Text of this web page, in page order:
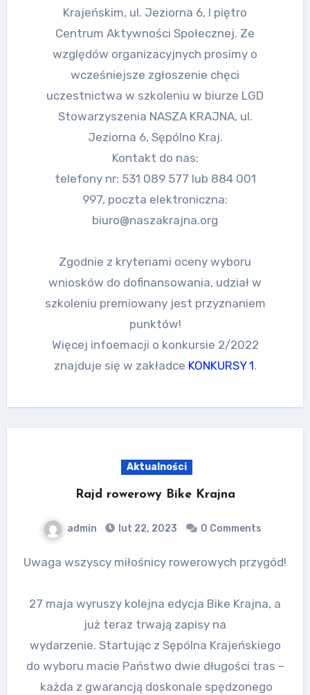
Krajeńskim, ul. Jeziorna 6, I piętro
Centrum Aktywności Społecznej. Ze
względów organizacyjnych prosimy o
wcześniejsze zgłoszenie chęci
uczestnictwa w szkoleniu w biurze LGD
Stowarzyszenia NASZA KRAJNA, ul.
Jeziorna 6, Sępólno Kraj.
Kontakt do nas:
telefony nr: 531 089 577 lub 884 001
997, poczta elektroniczna:
biuro@naszakrajna.org
Zgodnie z kryteriami oceny wyboru
wniosków do dofinansowania, udział w
szkoleniu premiowany jest przyznaniem
punktów!
Więcej infoemacji o konkursie 2/2022
znajduje się w zakładce KONKURSY 1.
Aktualności
Rajd rowerowy Bike Krajna
admin lut 22, 2023 0 Comments
Uwaga wszyscy miłośnicy rowerowych przygód!
27 maja wyruszy kolejna edycja Bike Krajna, a
już teraz trwają zapisy na
wydarzenie. Startując z Sępólna Krajeńskiego
do wyboru macie Państwo dwie długości tras –
każda z gwarancją doskonale spędzonego